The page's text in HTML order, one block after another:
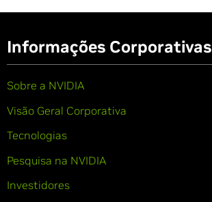
Informações Corporativas
Sobre a NVIDIA
Visão Geral Corporativa
Tecnologias
Pesquisa na NVIDIA
Investidores